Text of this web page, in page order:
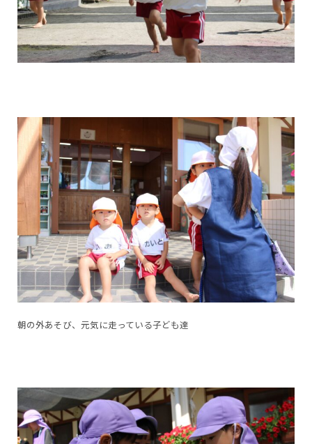
朝の外あそび、元気に走っている子ども達